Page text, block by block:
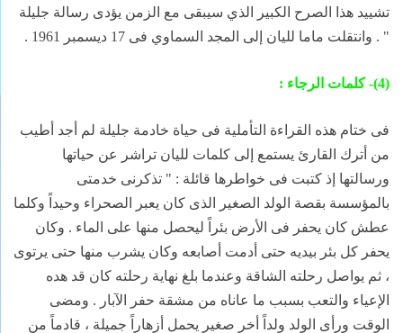
تشييد هذا الصرح الكبير الذي سيبقى مع الزمن يؤدى رسالة جليلة
" . وانتقلت ماما لليان إلى المجد السماوي فى 17 ديسمبر 1961 .
(4)- كلمات الرجاء :
فى ختام هذه القراءة التأملية فى حياة خادمة جليلة لم أجد أطيب
من أترك القارئ يستمع إلى كلمات لليان تراشر عن حياتها
ورسالتها إذ كتبت فى خواطرها قائلة : " تذكرنى خدمتى
بالمؤسسة بقصة الولد الصغير الذى كان يعبر الصحراء وحيداً وكلما
عطش كان يحفر فى الأرض بئراً ليحصل منها على الماء . وكان
يحفر كل بئر بيديه حتى أدمت أصابعه وكان يشرب منها حتى يرتوى
، ثم يواصل رحلته الشاقة وعندما بلغ نهاية رحلته كان قد هده
الإعياء والتعب بسبب ما عاناه من مشقة حفر الآبار . ومضى
الوقت ورأى الولد ولداً أخر صغير يحمل أزهاراً جميلة ، قادماً من